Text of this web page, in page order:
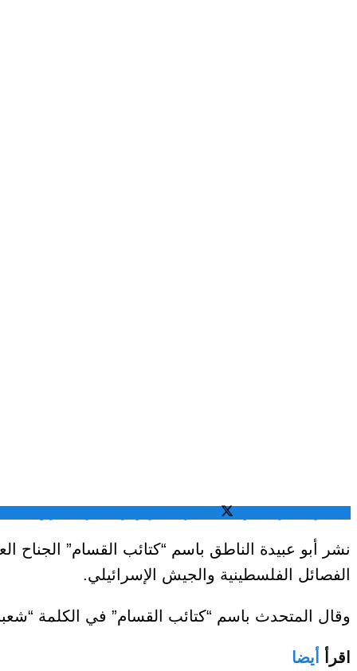
نشر أبو عبيدة الناطق باسم “كتائب القسام”
الفصائل الفلسطينية والجيش الإسرائيلي.
وقال المتحدث باسم “كتائب القسام” في الكلمة
اقرأ أيضا